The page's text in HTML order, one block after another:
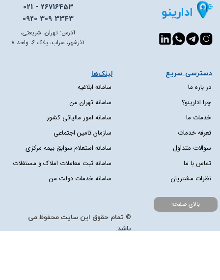
ادارینو
021 - 26716453
0920 309 3343
در باره ما
چرا ادارینو؟
خدمات ما
تعرفه خدمات
سوالات متداول
تماس با ما
نظرات مشتریان
دسترسی سریع​​​​​​​ لینک‌ها
سامانه ابلاغیه
سامانه تهران من
سامانه امور مالیاتی کشور
سازمان تامین اجتماعی
سامانه استعلام سوابق بیمه مرکزی
سامانه ثبت معاملات املاک و مستغلات
سامانه خدمات دولت من
© تمام حقوق این سایت محفوظ می
باشد.
بالای صفحه
آدرس: تهران، شریعتی،
آذرشهر، سراب، پلاک 6، واحد 8